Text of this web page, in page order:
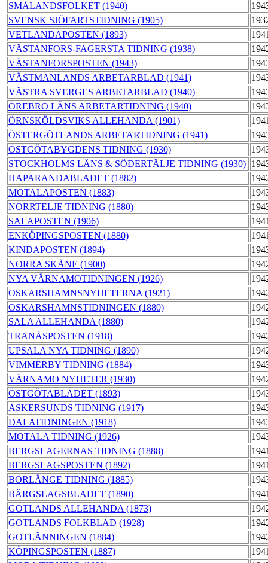
SMÅLANDSFOLKET (1940)
SVENSK SJÖFARTSTIDNING (1905)
VETLANDAPOSTEN (1893)
VÄSTANFORS-FAGERSTA TIDNING (1938)
VÄSTANFORSPOSTEN (1943)
VÄSTMANLANDS ARBETARBLAD (1941)
VÄSTRA SVERGES ARBETARBLAD (1940)
ÖREBRO LÄNS ARBETARTIDNING (1940)
ÖRNSKÖLDSVIKS ALLEHANDA (1901)
ÖSTERGÖTLANDS ARBETARTIDNING (1941)
ÖSTGÖTABYGDENS TIDNING (1930)
STOCKHOLMS LÄNS & SÖDERTÄLJE TIDNING (1930)
HAPARANDABLADET (1882)
MOTALAPOSTEN (1883)
NORRTELJE TIDNING (1880)
SALAPOSTEN (1906)
ENKÖPINGSPOSTEN (1880)
KINDAPOSTEN (1894)
NORRA SKÅNE (1900)
NYA VÄRNAMOTIDNINGEN (1926)
OSKARSHAMNSNYHETERNA (1921)
OSKARSHAMNSTIDNINGEN (1880)
SALA ALLEHANDA (1880)
TRANÅSPOSTEN (1918)
UPSALA NYA TIDNING (1890)
VIMMERBY TIDNING (1884)
VÄRNAMO NYHETER (1930)
ÖSTGÖTABLADET (1893)
ASKERSUNDS TIDNING (1917)
DALATIDNINGEN (1918)
MOTALA TIDNING (1926)
BERGSLAGERNAS TIDNING (1888)
BERGSLAGSPOSTEN (1892)
BORLÄNGE TIDNING (1885)
BÄRGSLAGSBLADET (1890)
GOTLANDS ALLEHANDA (1873)
GOTLANDS FOLKBLAD (1928)
GOTLÄNNINGEN (1884)
KÖPINGSPOSTEN (1887)